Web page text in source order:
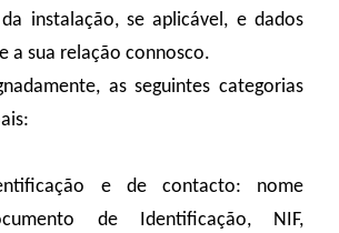
instalação, se aplicável, e dados
a sua relação connosco.
as seguintes categorias
e de contacto: nome
de Identificação, NIF,